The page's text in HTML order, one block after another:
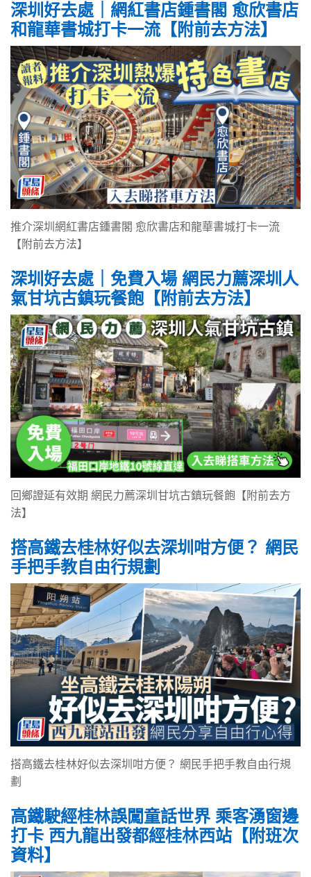
深圳好去處｜網紅書店鍾書閣 愈欣書店
和龍華書城打卡一流【附前去方法】
推介深圳網紅書店鍾書閣 愈欣書店和龍華書城打卡一流
【附前去方法】
深圳好去處｜免費入場 網民力薦深圳人
氣甘坑古鎮玩餐飽【附前去方法】
回鄉證延有效期 網民力薦深圳甘坑古鎮玩餐飽【附前去方
法】
搭高鐵去桂林好似去深圳咁方便？ 網民
手把手教自由行規劃
搭高鐵去桂林好似去深圳咁方便？ 網民手把手教自由行規
劃
高鐵駛經桂林誤闖童話世界 乘客湧窗邊
打卡 西九龍出發都經桂林西站【附班次
資料】